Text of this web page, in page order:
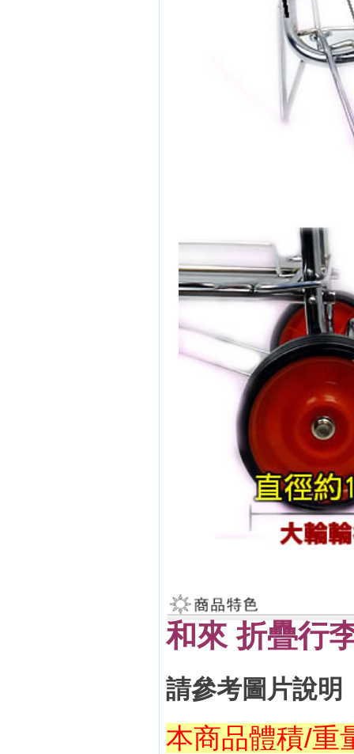
和來 折疊行
請參考圖片說明
本商品體積/重